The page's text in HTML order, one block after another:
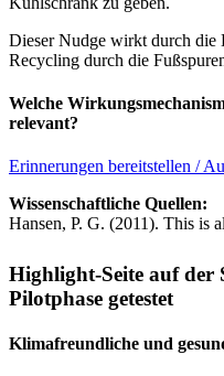
Dieser Nudge wirkt durch die
Recycling durch die
Welche
relevant?
Erinnerungen bereitstellen /
Wissenschaftliche Quellen:
Hansen, P. G. (2011). This is
Highlight-Seite auf der
Pilotphase getestet
Klimafreundliche und